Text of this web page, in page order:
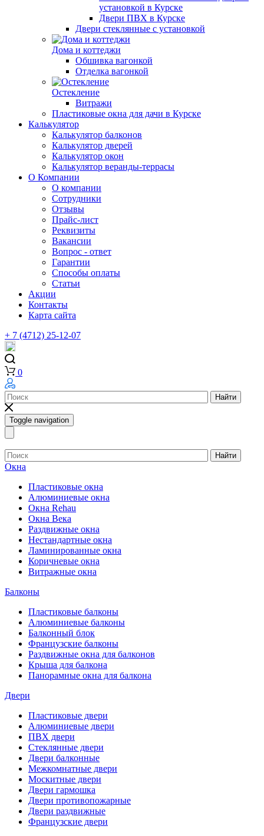
установкой в Курске
Двери ПВХ в Курске
Двери стеклянные с установкой
Дома и коттеджи
Обшивка вагонкой
Отделка вагонкой
Остекление
Витражи
Пластиковые окна для дачи в Курске
Калькулятор
Калькулятор балконов
Калькулятор дверей
Калькулятор окон
Калькулятор веранды-террасы
О Компании
О компании
Сотрудники
Отзывы
Прайс-лист
Реквизиты
Вакансии
Вопрос - ответ
Гарантии
Способы оплаты
Статьи
Акции
Контакты
Карта сайта
+ 7 (4712) 25-12-07
0
Найти
Toggle navigation
Найти
Окна
Пластиковые окна
Алюминиевые окна
Окна Rehau
Окна Века
Раздвижные окна
Нестандартные окна
Ламинированные окна
Коричневые окна
Витражные окна
Балконы
Пластиковые балконы
Алюминиевые балконы
Балконный блок
Французские балконы
Раздвижные окна для балконов
Крыша для балкона
Панорамные окна для балкона
Двери
Пластиковые двери
Алюминиевые двери
ПВХ двери
Стеклянные двери
Двери балконные
Межкомнатные двери
Москитные двери
Двери гармошка
Двери противопожарные
Двери раздвижные
Французские двери